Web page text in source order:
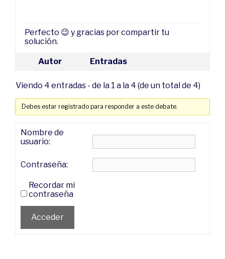
Perfecto 😉 y gracias por compartir tu
solución.
Autor Entradas
Viendo 4 entradas - de la 1 a la 4 (de un total de 4)
Debes estar registrado para responder a este debate.
Nombre de
usuario:
Contraseña:
Recordar mi
contraseña
Acceder